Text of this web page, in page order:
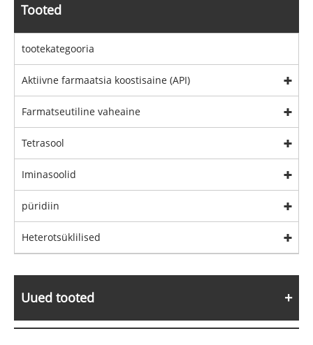
Tooted
tootekategooria
Aktiivne farmaatsia koostisaine (API)
Farmatseutiline vaheaine
Tetrasool
Iminasoolid
püridiin
Heterotsüklilised
Uued tooted